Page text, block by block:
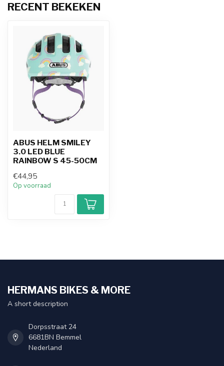
RECENT BEKEKEN
ABUS HELM SMILEY
3.0 LED BLUE
RAINBOW S 45-50CM
€44,95
Op voorraad
HERMANS BIKES & MORE
A short description
Dorpsstraat 24
6681BN Bemmel
Nederland